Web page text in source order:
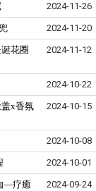
2024-11-26
2024-11-20
花圈
2024-11-12
2024-10-22
x香氛
2024-10-15
2024-10-08
2024-10-01
—疗癒
2024-09-24